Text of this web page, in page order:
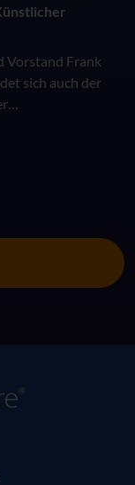
Vorstand Frank
sich auch der
IT-Lösungsanbieter